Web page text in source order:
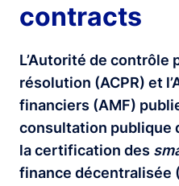
contracts
L’Autorité de contrôle
résolution (ACPR) et
financiers (AMF)
consultation publique
la certification des
finance décentralisée